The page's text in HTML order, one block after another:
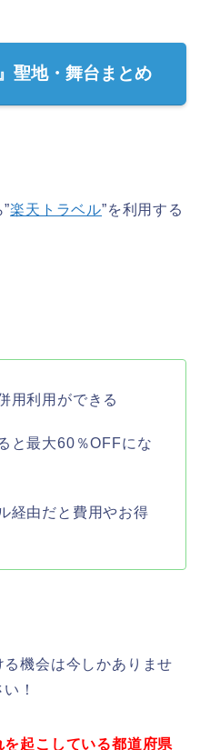
聖地・舞台まとめ
楽天トラベル”を利用する
用利用ができる
と最大60％OFFにな
経由だと費用やお得
機会は今しかありませ
！
起こしている都道府県